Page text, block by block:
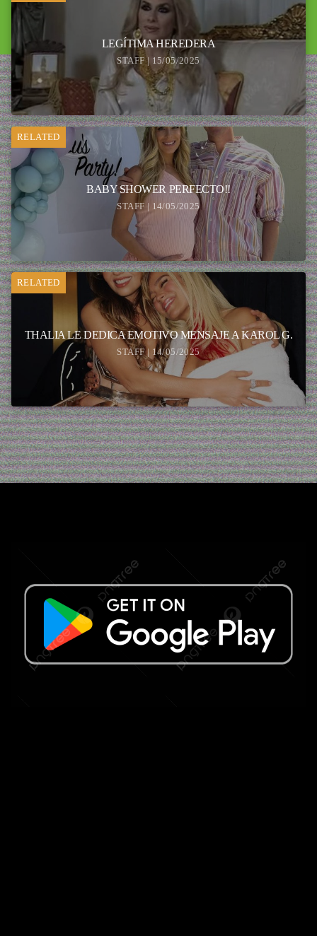
LEGÍTIMA HEREDERA
STAFF | 15/05/2025
RELATED
BABY SHOWER PERFECTO!!
STAFF | 14/05/2025
RELATED
THALIA LE DEDICA EMOTIVO MENSAJE A KAROL G.
STAFF | 14/05/2025